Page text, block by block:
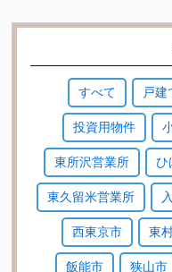
すべて 戸建
投資用物件
東所沢営業所 ひ
東久留米営業所
西東京市 東
飯能市 狭山市